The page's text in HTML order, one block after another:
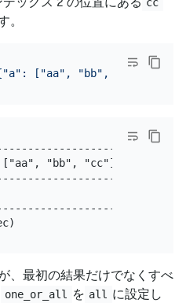
。
["aa", "bb", "cc"],
["aa", "bb", "cc"], "b":
、最初の結果だけでなくすべ
one_or_all を all
に設定し